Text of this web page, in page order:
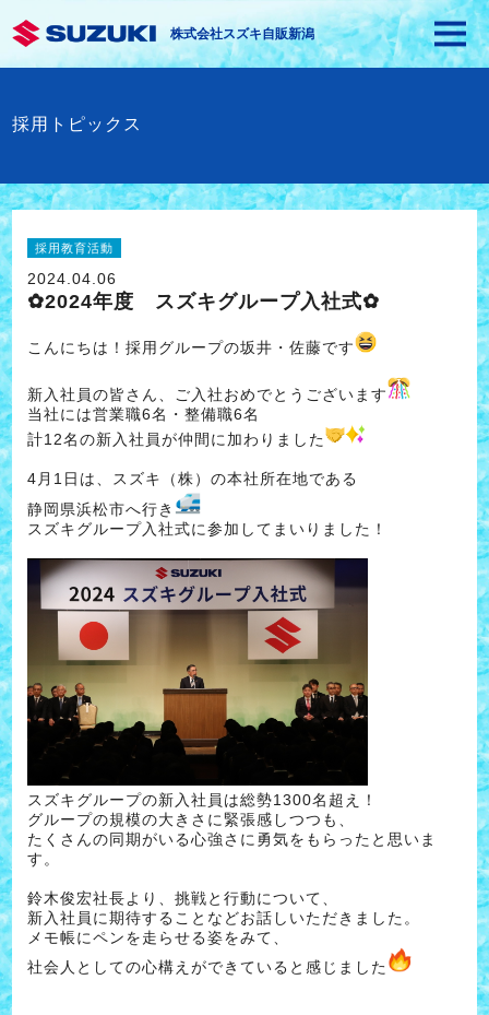
株式会社スズキ自販新潟
採用トピックス
採用教育活動
2024.04.06
✿2024年度 スズキグループ入社式✿
こんにちは！採用グループの坂井・佐藤です
新入社員の皆さん、ご入社おめでとうございます
当社には営業職6名・整備職6名
計12名の新入社員が仲間に加わりました
4月1日は、スズキ（株）の本社所在地である
静岡県浜松市へ行き
スズキグループ入社式に参加してまいりました！
スズキグループの新入社員は総勢1300名超え！
グループの規模の大きさに緊張感しつつも、
たくさんの同期がいる心強さに勇気をもらったと思いま
す。
鈴木俊宏社長より、挑戦と行動について、
新入社員に期待することなどお話しいただきました。
メモ帳にペンを走らせる姿をみて、
社会人としての心構えができていると感じました